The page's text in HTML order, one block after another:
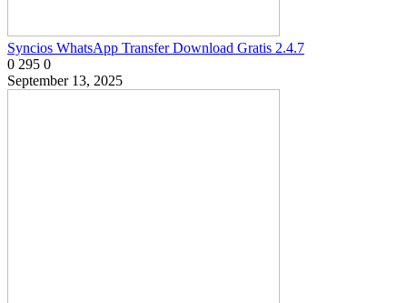
Syncios WhatsApp Transfer Download Gratis 2.4.7
0 295 0
September 13, 2025